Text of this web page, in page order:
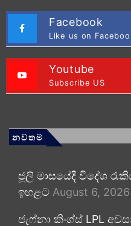
Facebook
Like us on
Youtube
Subscribe US
නවතම
ජූලි මාසයේදී විදේශ
ඉහළට August 6, 2026
ජැෆ්නා කිංග්ස් LPL